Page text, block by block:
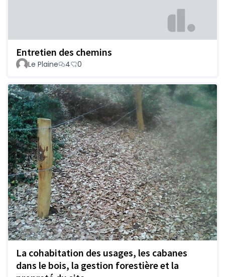
Entretien des chemins
Le Plaine 4 0
La cohabitation des usages, les cabanes
dans le bois, la gestion forestière et la